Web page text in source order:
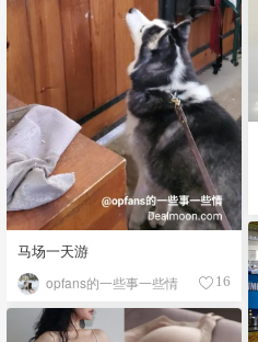
马场一天游
opfans的一些事一些情 16